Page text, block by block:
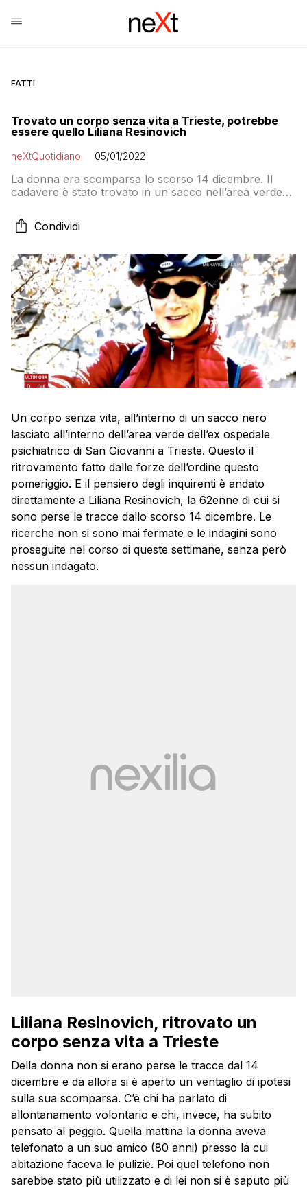
FATTI
Trovato un corpo senza vita a Trieste, potrebbe
essere quello Liliana Resinovich
neXtQuotidiano 05/01/2022
La donna era scomparsa lo scorso 14 dicembre. Il
cadavere è stato trovato in un sacco nell’area verde
Condividi
Un corpo senza vita, all’interno di un sacco nero
lasciato all’interno dell’area verde dell’ex ospedale
psichiatrico di San Giovanni a Trieste. Questo il
ritrovamento fatto dalle forze dell’ordine questo
pomeriggio. E il pensiero degli inquirenti è andato
direttamente a Liliana Resinovich, la 62enne di cui si
sono perse le tracce dallo scorso 14 dicembre. Le
ricerche non si sono mai fermate e le indagini sono
proseguite nel corso di queste settimane, senza però
nessun indagato.
Liliana Resinovich, ritrovato un
corpo senza vita a Trieste
Della donna non si erano perse le tracce dal 14
dicembre e da allora si è aperto un ventaglio di ipotesi
sulla sua scomparsa. C’è chi ha parlato di
allontanamento volontario e chi, invece, ha subito
pensato al peggio. Quella mattina la donna aveva
telefonato a un suo amico (80 anni) presso la cui
abitazione faceva le pulizie. Poi quel telefono non
sarebbe stato più utilizzato e di lei non si è saputo più